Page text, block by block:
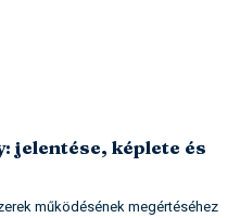
jelentése, képlete és
működésének megértéséhez